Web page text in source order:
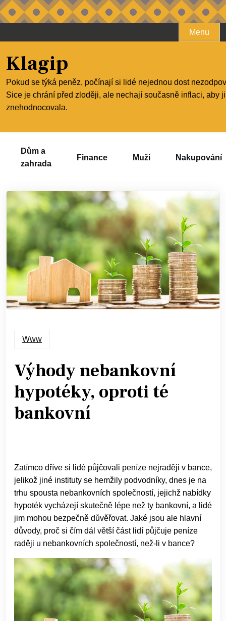
to
Menu
Klagip
Pokud se týká peněz, počínají si lidé nejednou dost
Sice je chrání před zloději, ale nechají současně inflaci, aby
znehodnocovala.
Dům a
zahrada
Finance Muži Nakupování
Www
Výhody nebankovní
hypotéky, oproti té
bankovní
Zatímco dříve si lidé půjčovali peníze nejraději v bance,
jelikož jiné instituty se hemžily podvodníky, dnes je na
trhu spousta nebankovních společností, jejichž nabídky
hypoték vycházejí skutečně lépe než ty bankovní, a lidé
jim mohou bezpečně důvěřovat. Jaké jsou ale hlavní
důvody, proč si čím dál větší část lidí půjčuje peníze
raději u nebankovních společností, než-li v bance?